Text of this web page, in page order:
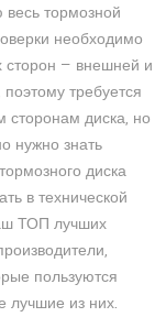
весь тормозной
необходимо
сторон — внешней и
требуется
сторонам диска, но
нужно знать
диска
в технической
ТОП лучших
пользуются
лучшие из них.